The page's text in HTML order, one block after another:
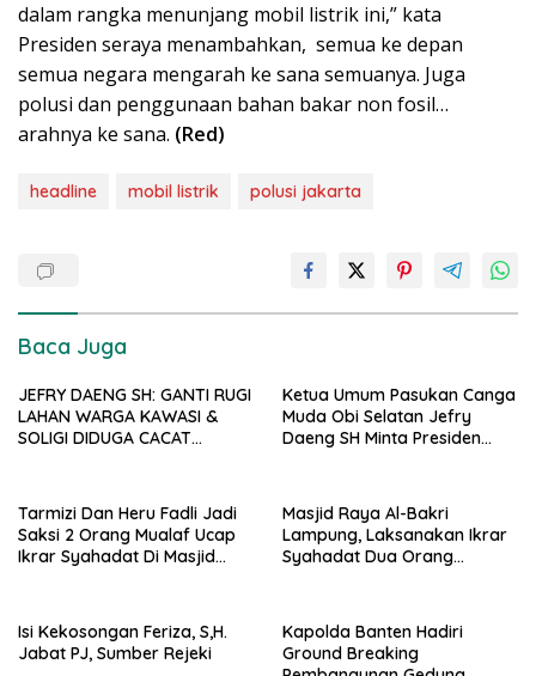
dalam rangka menunjang mobil listrik ini,” kata
Presiden seraya menambahkan, semua ke depan
semua negara mengarah ke sana semuanya. Juga
polusi dan penggunaan bahan bakar non fosil…
arahnya ke sana. (Red)
headline mobil listrik polusi jakarta
Baca Juga
JEFRY DAENG SH: GANTI RUGI
LAHAN WARGA KAWASI &
SOLIGI DIDUGA CACAT
PENGADAAN TANAH PSN
Ketua Umum Pasukan Canga
Muda Obi Selatan Jefry
Daeng SH Minta Presiden
Berdampak, Cabut Saja”
Tarmizi Dan Heru Fadli Jadi
Saksi 2 Orang Mualaf Ucap
Ikrar Syahadat Di Masjid
Masjid Raya Al-Bakri
Lampung, Laksanakan Ikrar
Syahadat Dua Orang
Isi Kekosongan Feriza, S,H.
Jabat PJ, Sumber Rejeki
Kapolda Banten Hadiri
Ground Breaking